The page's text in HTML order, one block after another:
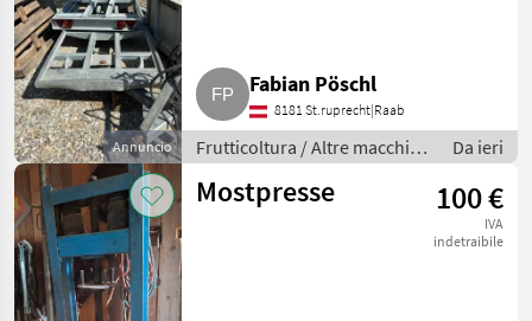
Annuncio
Fabian Pöschl
8181 St.ruprecht|Raab
Frutticoltura / Altre macchine
per frutticoltura
Da ieri
Mostpresse 100 €
IVA
indetraibile